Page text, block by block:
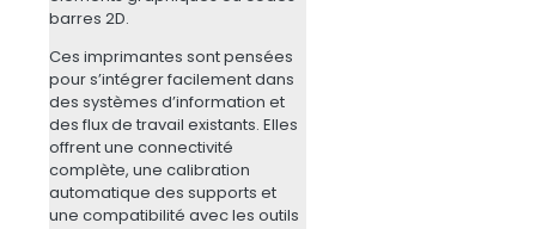
barres 2D.
Ces imprimantes sont pensées
pour s’intégrer facilement dans
des systèmes d’information et
des flux de travail existants. Elles
offrent une connectivité
complète, une calibration
automatique des supports et
une compatibilité avec les outils